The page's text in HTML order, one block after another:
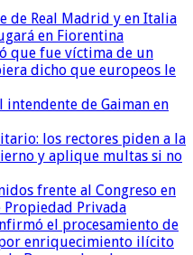
de Real Madrid y en Italia
en Fiorentina
que fue víctima de un
dicho que europeos le
de Gaiman en
los rectores piden a la
y aplique multas si no
frente al Congreso en
Propiedad Privada
el procesamiento de
enriquecimiento ilícito